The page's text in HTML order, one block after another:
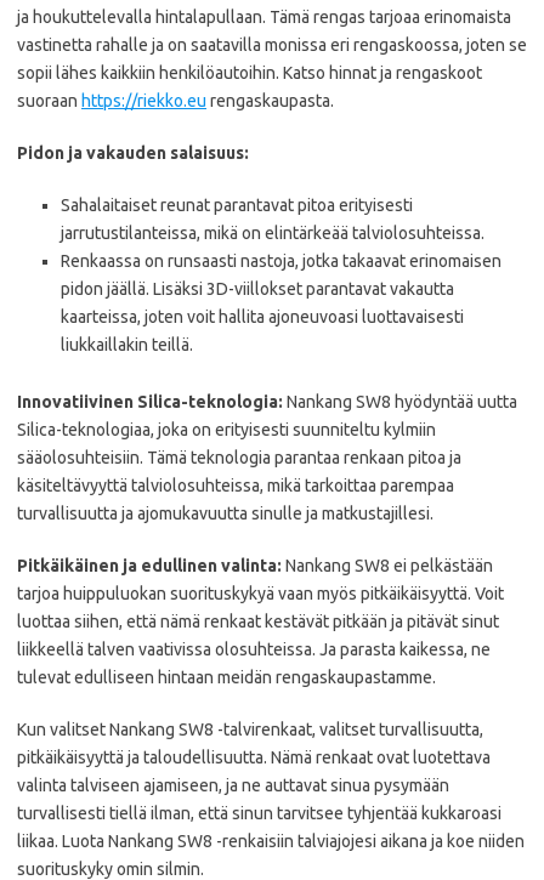
ja houkuttelevalla hintalapullaan. Tämä rengas tarjoaa erinomaista
vastinetta rahalle ja on saatavilla monissa eri rengaskoossa, joten se
sopii lähes kaikkiin henkilöautoihin. Katso hinnat ja rengaskoot
suoraan https://riekko.eu rengaskaupasta.
Pidon ja vakauden salaisuus:
Sahalaitaiset reunat parantavat pitoa erityisesti
jarrutustilanteissa, mikä on elintärkeää talviolosuhteissa.
Renkaassa on runsaasti nastoja, jotka takaavat erinomaisen
pidon jäällä. Lisäksi 3D-viillokset parantavat vakautta
kaarteissa, joten voit hallita ajoneuvoasi luottavaisesti
liukkaillakin teillä.
Innovatiivinen Silica-teknologia: Nankang SW8 hyödyntää uutta
Silica-teknologiaa, joka on erityisesti suunniteltu kylmiin
sääolosuhteisiin. Tämä teknologia parantaa renkaan pitoa ja
käsiteltävyyttä talviolosuhteissa, mikä tarkoittaa parempaa
turvallisuutta ja ajomukavuutta sinulle ja matkustajillesi.
Pitkäikäinen ja edullinen valinta: Nankang SW8 ei pelkästään
tarjoa huippuluokan suorituskykyä vaan myös pitkäikäisyyttä. Voit
luottaa siihen, että nämä renkaat kestävät pitkään ja pitävät sinut
liikkeellä talven vaativissa olosuhteissa. Ja parasta kaikessa, ne
tulevat edulliseen hintaan meidän rengaskaupastamme.
Kun valitset Nankang SW8 -talvirenkaat, valitset turvallisuutta,
pitkäikäisyyttä ja taloudellisuutta. Nämä renkaat ovat luotettava
valinta talviseen ajamiseen, ja ne auttavat sinua pysymään
turvallisesti tiellä ilman, että sinun tarvitsee tyhjentää kukkaroasi
liikaa. Luota Nankang SW8 -renkaisiin talviajojesi aikana ja koe niiden
suorituskyky omin silmin.